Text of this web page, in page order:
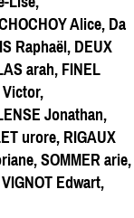
Alice, Da
Raphaël, DEUX
arah, FINEL
Jonathan,
urore, RIGAUX
SOMMER arie,
Edwart,